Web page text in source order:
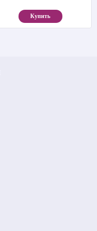
Купить